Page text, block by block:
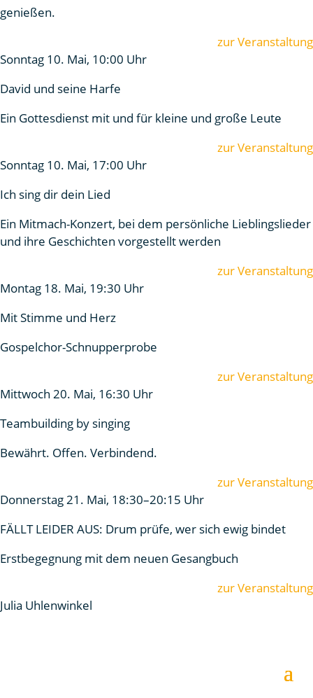
genießen.
zur Veranstaltung
Sonntag 10. Mai, 10:00 Uhr
David und seine Harfe
Ein Gottesdienst mit und für kleine und große Leute
zur Veranstaltung
Sonntag 10. Mai, 17:00 Uhr
Ich sing dir dein Lied
Ein Mitmach-Konzert, bei dem persönliche Lieblingslieder
und ihre Geschichten vorgestellt werden
zur Veranstaltung
Montag 18. Mai, 19:30 Uhr
Mit Stimme und Herz
Gospelchor-Schnupperprobe
zur Veranstaltung
Mittwoch 20. Mai, 16:30 Uhr
Teambuilding by singing
Bewährt. Offen. Verbindend.
zur Veranstaltung
Donnerstag 21. Mai, 18:30–20:15 Uhr
FÄLLT LEIDER AUS: Drum prüfe, wer sich ewig bindet
Erstbegegnung mit dem neuen Gesangbuch
zur Veranstaltung
Julia Uhlenwinkel